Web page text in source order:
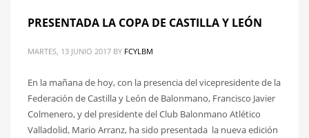
PRESENTADA LA COPA DE CASTILLA Y LEÓN
MARTES, 13 JUNIO 2017 BY FCYLBM
En la mañana de hoy, con la presencia del vicepresidente de la
Federación de Castilla y León de Balonmano, Francisco Javier
Colmenero, y del presidente del Club Balonmano Atlético
Valladolid, Mario Arranz, ha sido presentada la nueva edición